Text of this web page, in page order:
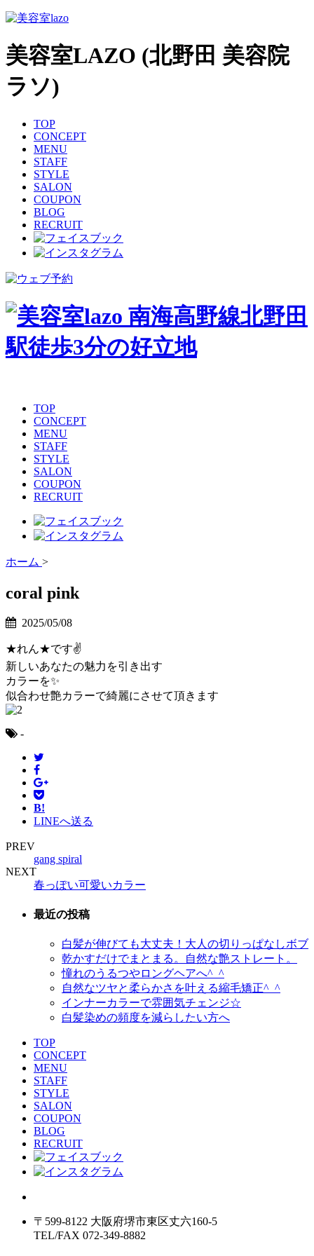
美容室LAZO (北野田 美容院
ラソ)
TOP
CONCEPT
MENU
STAFF
STYLE
SALON
COUPON
BLOG
RECRUIT
TOP
CONCEPT
MENU
STAFF
STYLE
SALON
COUPON
RECRUIT
ホーム >
coral pink
2025/05/08
★れん★です✌️
新しいあなたの魅力を引き出す
カラーを✨️
似合わせ艶カラーで綺麗にさせて頂きます
-
B!
LINEへ送る
PREV
gang spiral
NEXT
春っぽい可愛いカラー
最近の投稿
白髪が伸びても大丈夫！大人の切りっぱなしボブ
乾かすだけでまとまる。自然な艶ストレート。
憧れのうるつやロングヘアへ^_^
自然なツヤと柔らかさを叶える縮毛矯正^_^
インナーカラーで雰囲気チェンジ☆
白髪染めの頻度を減らしたい方へ
TOP
CONCEPT
MENU
STAFF
STYLE
SALON
COUPON
BLOG
RECRUIT
〒599-8122 大阪府堺市東区丈六160-5
TEL/FAX 072-349-8882